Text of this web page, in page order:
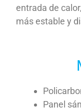
entrada de
más estable y
Panel